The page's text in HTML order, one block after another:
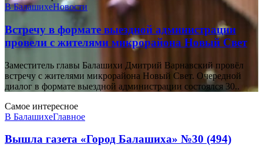
В БалашихеНовости
Встречу в формате выездной администрации
провели с жителями микрорайона Новый Свет
Заместитель главы Балашихи Дмитрий Варнавский провёл
встречу с жителями микрорайона Новый Свет. Очередной
диалог в формате выездной администрации состоялся 30..
Самое интересное
В БалашихеГлавное
Вышла газета «Город Балашиха» №30 (494)